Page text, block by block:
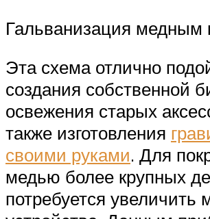
Гальванизация медным
Эта схема отлично
создания собственной
освежения старых
также изготовления
своими руками. Для
медью более крупных
потребуется увеличить